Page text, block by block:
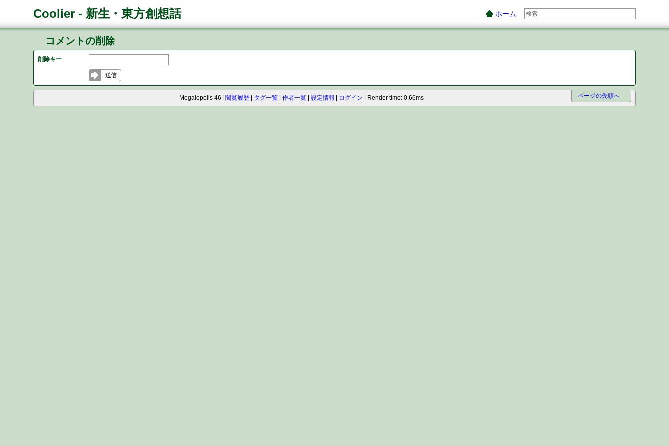
Coolier - 新生・東方創想話 ホーム
コメントの削除
削除キー
送信
Megalopolis 46 閲覧履歴 タグ一覧 作者一覧 設定情報 ログイン Render time: 0.66ms ページの先頭へ